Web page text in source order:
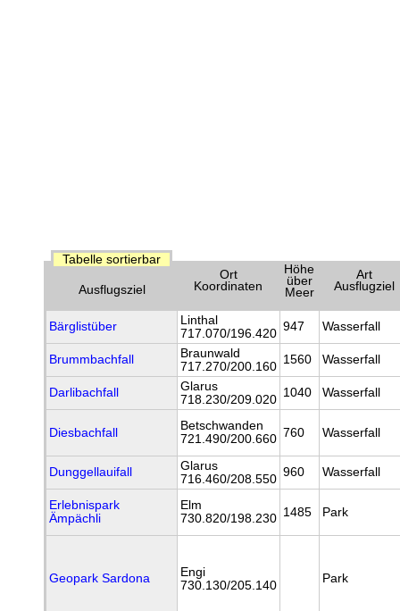
Tabelle sortierbar
Ausflugsziel
Ort
Koordinaten
Höhe
über
Meer
Art
Ausflugziel
Bärglistüber
Linthal
717.070/196.420
947 Wasserfall
Brummbachfall
Braunwald
717.270/200.160
1560 Wasserfall
Darlibachfall
Glarus
718.230/209.020
1040 Wasserfall
Diesbachfall
Betschwanden
721.490/200.660 760 Wasserfall
Dunggellauifall
Glarus
716.460/208.550
960 Wasserfall
Erlebnispark
Ämpächli
Elm
730.820/198.230 1485 Park
Geopark Sardona
Engi
730.130/205.140
Park